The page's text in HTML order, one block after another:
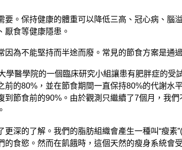
要。保持健康的體重可以降低三高、冠心病、
厭食等健康隱患。
因為不能堅持而半途而廢。常見的節食方案是通
學醫學院的一個臨床研究小組讓患有肥胖症的
前的80%，並在節食期間一直保持80%的代謝
到節食前的90%。由於觀測只繼續了7個月，我
深的了解。我們的脂肪組織會產生一種叫“瘦
的食慾。然而在飢餓時，這個天然的瘦身系統